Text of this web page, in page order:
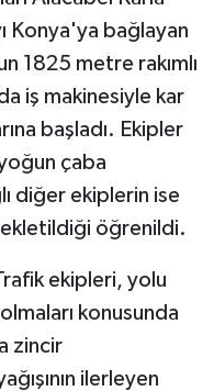
Konya'ya bağlayan
1825 metre rakımlı
iş makinesiyle kar
başladı. Ekipler
çaba
diğer ekiplerin ise
öğrenildi.
ekipleri, yolu
konusunda
zincir
ilerleyen